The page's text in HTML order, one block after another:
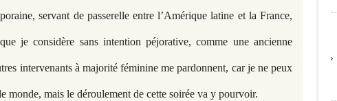
servant de passerelle entre l’Amérique latine et la France,
je considère sans intention péjorative, comme une ancienne
intervenants à majorité féminine me pardonnent, car je ne peux
monde, mais le déroulement de cette soirée va y pourvoir.